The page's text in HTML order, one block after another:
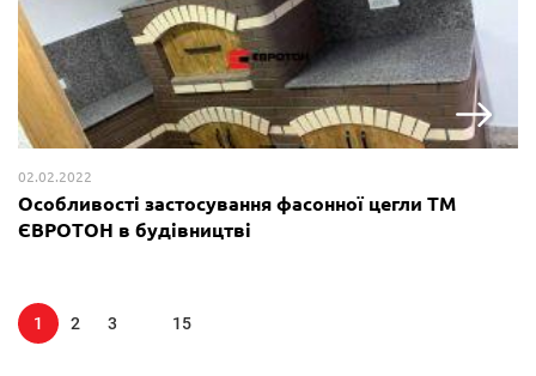
02.02.2022
Особливості застосування фасонної цегли ТМ
ЄВРОТОН в будівництві
1 2 3 15